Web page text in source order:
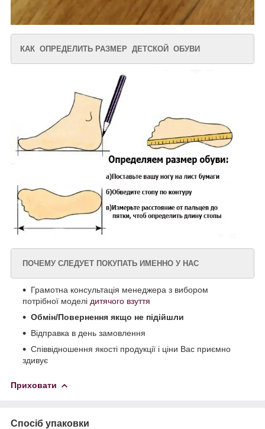
КАК ОПРЕДЕЛИТЬ РАЗМЕР ДЕТСКОЙ ОБУВИ
ПОЧЕМУ СЛЕДУЕТ ПОКУПАТЬ ИМЕННО У НАС
Грамотна консультація менеджера з вибором
потрібної моделі дитячого взуття
Обмін/Повернення якщо не підійшли
Відправка в день замовлення
Співвідношення якості продукції і ціни Вас приємно
здивує
Приховати
Спосіб упаковки